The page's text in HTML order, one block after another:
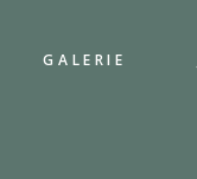
GALERIE